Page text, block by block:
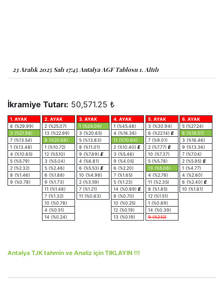
23 Aralık 2025 Salı 17:45 Antalya AGF Tablosu 1. Altılı
İkramiye Tutarı: 50,571.25 ₺
1. AYAK
6 (%29.99)
3 (%21.98)
7 (%13.54)
1 (%13.48)
4 (%10.65)
5 (%5.79)
2 (%2.32)
8 (%1.46)
9 (%0.78)
2. AYAK
2 (%25.07)
13 (%22.99)
8 (%20.68)
1 (%10.72)
12 (%5.10)
3 (%5.04)
5 (%2.46)
6 (%1.88)
9 (%1.73)
11 (%1.48)
7 (%1.32)
10 (%0.78)
4 (%0.51)
14 (%0.24)
3. AYAK
1 (%24.09)
3 (%20.65)
5 (%13.83)
8 (%11.01)
9 (%7.69) E
4 (%6.81)
6 (%5.53) E
10 (%4.98)
2 (%3.59)
7 (%1.21)
11 (%0.63)
4. AYAK
1 (%45.48)
4 (%16.36)
11 (%10.94)
2 (%10.40) E
3 (%5.46)
9 (%4.05)
6 (%2.20)
7 (%1.65)
5 (%1.23)
14 (%0.89) E
8 (%0.70)
10 (%0.25)
12 (%0.19)
13 (%0.19)
5. AYAK
3 (%30.94)
6 (%22.14) E
7 (%9.01)
2 (%7.77) E
10 (%7.37)
5 (%5.78)
13 (%5.06)
4 (%2.78)
11 (%2.35)
8 (%1.85)
12 (%1.51)
1 (%0.89)
14 (%0.39)
9 (%2.12)
6. AYAK
5 (%27.24)
8 (%18.57)
3 (%16.46)
9 (%13.36)
7 (%7.04)
2 (%5.95) E
1 (%4.77)
4 (%2.60)
6 (%2.40) E
10 (%1.61)
Antalya TJK tahmin ve Analiz için TIKLAYIN !!!